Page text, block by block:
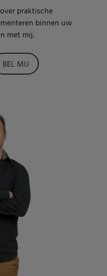
praktische
binnen uw
met mij.
BEL MIJ